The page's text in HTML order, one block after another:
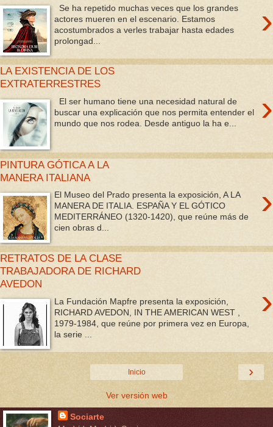
›
Se ha repetido muchas veces que los grandes
actores mueren en el escenario. Estamos
acostumbrados a verles trabajar hasta edades
prolongad...
LA EXISTENCIA DE LOS
EXTRATERRESTRES
›
El ser humano tiene una necesidad natural de
buscar una explicación que nos permita entender el
mundo que nos rodea. Desde antiguo la ha e...
PINTURA GÓTICA A LA
MANERA ITALIANA
›
El Museo del Prado presenta la exposición, A LA
MANERA DE ITALIA. ESPAÑA Y EL GÓTICO
MEDITERRÁNEO (1320-1420), que reúne más de
cien obras d...
RETRATOS DE LA CLASE
TRABAJADORA DE RICHARD
AVEDON
›
La Fundación Mapfre presenta la exposición,
RICHARD AVEDON, IN THE AMERICAN WEST ,
1979-1984, que reúne por primera vez en Europa,
la serie ...
›
Inicio
Ver versión web
Sociarte